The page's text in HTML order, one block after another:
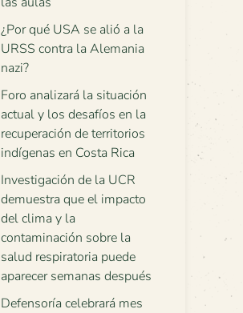
¿Por qué USA se alió a la
URSS contra la Alemania
nazi?
Foro analizará la situación
actual y los desafíos en la
recuperación de territorios
indígenas en Costa Rica
Investigación de la UCR
demuestra que el impacto
del clima y la
contaminación sobre la
salud respiratoria puede
aparecer semanas después
Defensoría celebrará mes